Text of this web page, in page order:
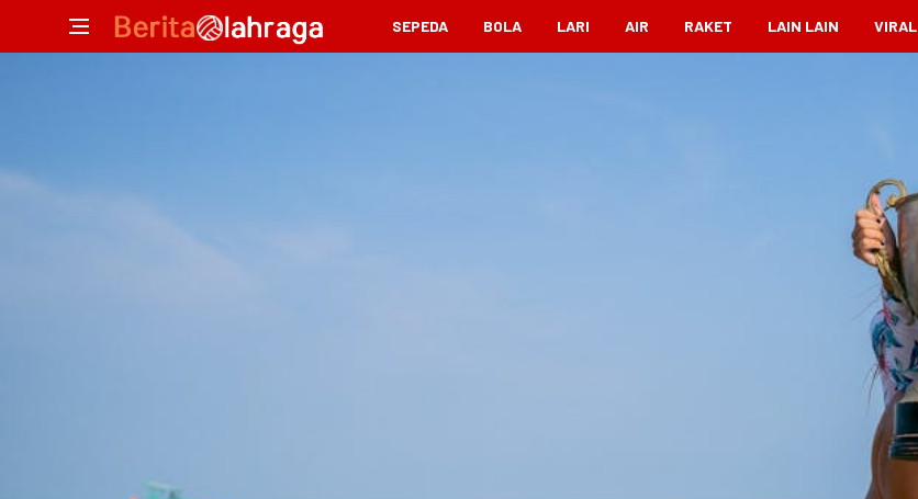
SEPEDA BOLA LARI AIR RAKET LAIN LAIN VIRAL